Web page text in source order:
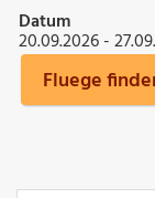
Datum
20.09.2026 -
Fluege